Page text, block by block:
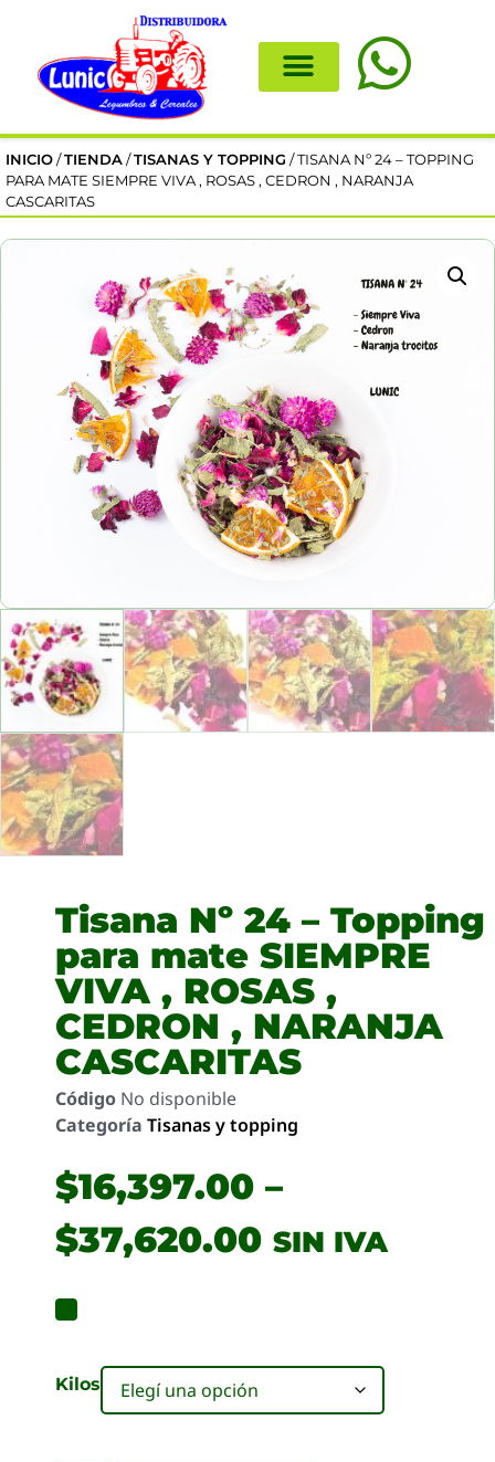
INICIO /TIENDA /TISANAS Y TOPPING / TISANA Nº 24 – TOPPING
PARA MATE SIEMPRE VIVA , ROSAS , CEDRON , NARANJA
CASCARITAS
Tisana Nº 24 – Topping
para mate SIEMPRE
VIVA , ROSAS ,
CEDRON , NARANJA
CASCARITAS
Código No disponible
Categoría Tisanas y topping
$16,397.00 –
$37,620.00 SIN IVA
Kilos